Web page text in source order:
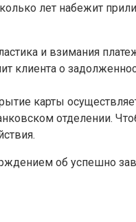
лет набежит
и взимания
клиента о
карты
отделении.
об успешно